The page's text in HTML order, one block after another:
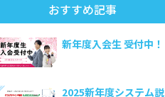
おすすめ記事
新年度入会生 受付中！
2025新年度システム説